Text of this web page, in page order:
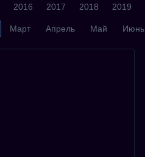
2016 2017 2018 2019
Март Апрель Май Июнь